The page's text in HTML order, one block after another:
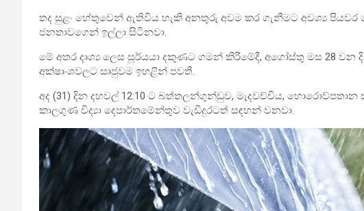
තද සුළං හේතුවෙන් ඇතිවිය හැකි අනතුරු අවම කර ගැනීමට අවශ්‍ය පියවර
ජනතාවගෙන් ඉල්ලා සිටිනවා.
මේ අතර දෘශ්‍ය ලෙස සූර්යයා දකුණට ගමන් කිරීමේදී, අගෝස්තු මස 28 වන
අක්ෂාංශවලට සෘජුවම ඉහළින් පවතී.
අද (31) දින දහවල් 12:10 ට බත්තලන්ගුන්ඩුව, මැදවච්චිය,
කාලගුණ විද්‍යා දෙපාර්තමේන්තුව වැඩිදුරටත් සඳහන් වනවා.